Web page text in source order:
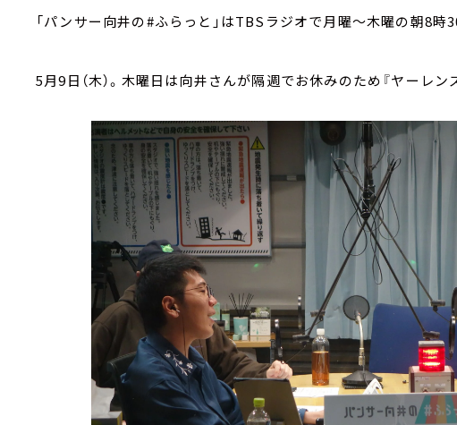
「パンサー向井の#ふらっと」はTBSラジオで月曜～木曜の朝8
5月9日（木）。木曜日は向井さんが隔週でお休みのため『ヤーレ